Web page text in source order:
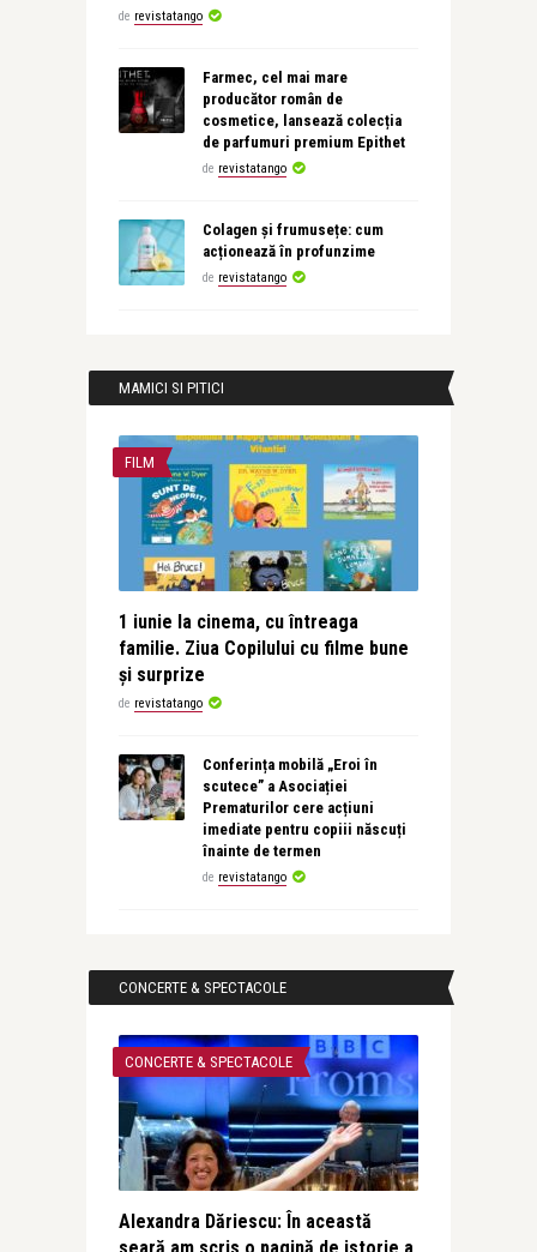
de revistatango
Farmec, cel mai mare
producător român de
cosmetice, lansează colecția
de parfumuri premium Epithet
de revistatango
Colagen și frumusețe: cum
acționează în profunzime
de revistatango
MAMICI SI PITICI
FILM
1 iunie la cinema, cu întreaga
familie. Ziua Copilului cu filme bune
și surprize
de revistatango
Conferința mobilă „Eroi în
scutece” a Asociației
Prematurilor cere acțiuni
imediate pentru copiii născuți
înainte de termen
de revistatango
CONCERTE & SPECTACOLE
CONCERTE & SPECTACOLE
Alexandra Dăriescu: În această